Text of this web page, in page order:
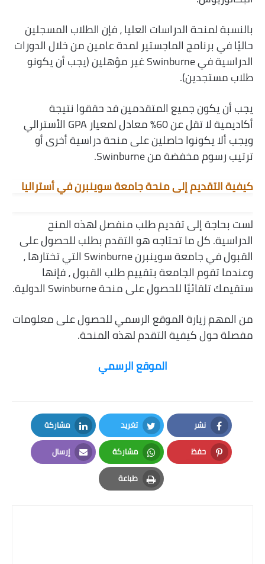
بالنسبة لمنحة الدراسات العليا ، فإن الطلاب المسجلين
حاليًا في برنامج الماجستير لمدة عامين من خلال الدورات
الدراسية في Swinburne غير مؤهلين (يجب أن يكونو
طلاب مستجدين).
يجب أن يكون جميع المتقدمين قد حققوا نتيجة
أكاديمية لا تقل عن 60٪ معادل لمعيار GPA الأسترالي
ويجب ألا يكونوا حاصلين على منحة دراسية أخرى أو
ترتيب رسوم مخفضة من Swinburne.
كيفية التقديم إلى منحة جامعة سوينبرن في أستراليا
لست بحاجة إلى تقديم طلب منفصل لهذه المنح
الدراسية. كل ما تحتاجه هو التقدم بطلب للحصول على
القبول في جامعة سوينبرن Swinburne التي تختارها ،
وعندما تقوم الجامعة بتقييم طلب القبول ، فإنها
ستقيمك تلقائيًا للحصول على منحة Swinburne الدولية.
من المهم زيارة الموقع الرسمي للحصول على معلومات
مفصلة حول كيفية التقدم لهذه المنحة.
الموقع الرسمي
نشر
Facebook
تغريد
Twitter
مشاركة
LinkedIn
حفظ
Pinterest
مشاركة
Whatsapp
إرسال
Email
طباعة
Print